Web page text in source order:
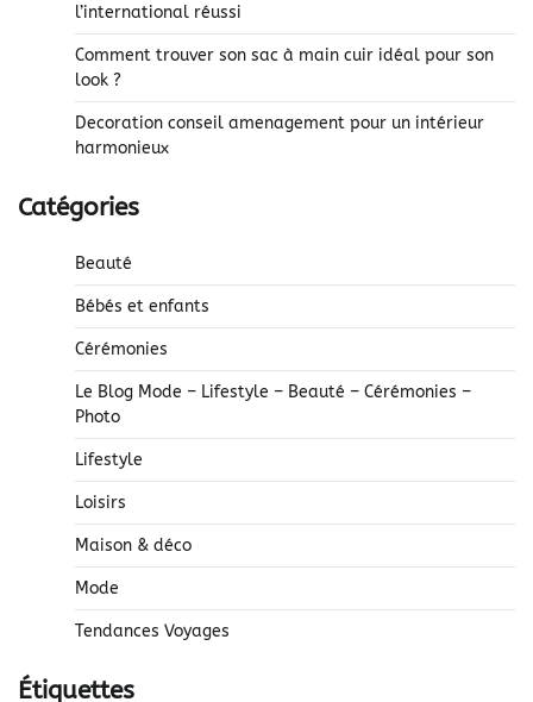
l’international réussi
Comment trouver son sac à main cuir idéal pour son
look ?
Decoration conseil amenagement pour un intérieur
harmonieux
Catégories
Beauté
Bébés et enfants
Cérémonies
Le Blog Mode – Lifestyle – Beauté – Cérémonies –
Photo
Lifestyle
Loisirs
Maison & déco
Mode
Tendances Voyages
Étiquettes